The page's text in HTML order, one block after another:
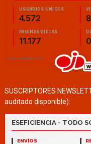
SUSCRIPTORES
auditado disponible):